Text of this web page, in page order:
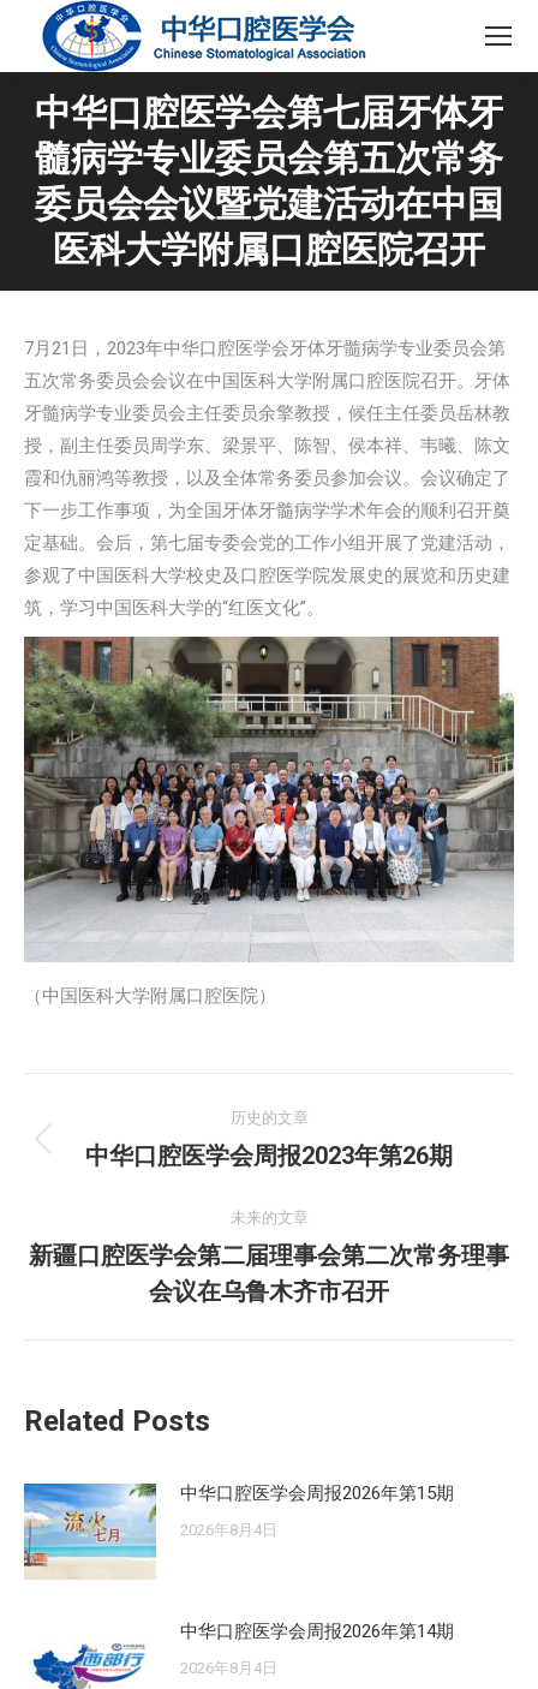
中华口腔医学会第七届牙体牙
髓病学专业委员会第五次常务
委员会会议暨党建活动在中国
医科大学附属口腔医院召开
7月21日，2023年中华口腔医学会牙体牙髓病学专业委员会第
五次常务委员会会议在中国医科大学附属口腔医院召开。牙体
牙髓病学专业委员会主任委员余擎教授，候任主任委员岳林教
授，副主任委员周学东、梁景平、陈智、侯本祥、韦曦、陈文
霞和仇丽鸿等教授，以及全体常务委员参加会议。会议确定了
下一步工作事项，为全国牙体牙髓病学学术年会的顺利召开奠
定基础。会后，第七届专委会党的工作小组开展了党建活动，
参观了中国医科大学校史及口腔医学院发展史的展览和历史建
筑，学习中国医科大学的“红医文化”。
（中国医科大学附属口腔医院）
章
航
历史的文章
历
的
文
章：
中华口腔医学会周报2023年第26期
未来的文章
未
来
的
新疆口腔医学会第二届理事会第二次常务理事
会议在乌鲁木齐市召开
Related Posts
中华口腔医学会周报2026年第15期
2026年8月4日
中华口腔医学会周报2026年第14期
2026年8月4日